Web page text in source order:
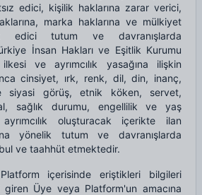
edici, kişilik haklarına zarar verici,
marka haklarına ve mülkiyet
edici tutum ve davranışlarda
İnsan Hakları ve Eşitlik Kurumu
ve ayrımcılık yasağına ilişkin
cinsiyet, ırk, renk, dil, din, inanç,
siyasi görüş, etnik köken, servet,
sağlık durumu, engellilik ve yaş
oluşturacak içerikte ilan
yönelik tutum ve davranışlarda
ve taahhüt etmektedir.
Platform içerisinde eriştikleri bilgileri
Üye veya Platform'un amacına